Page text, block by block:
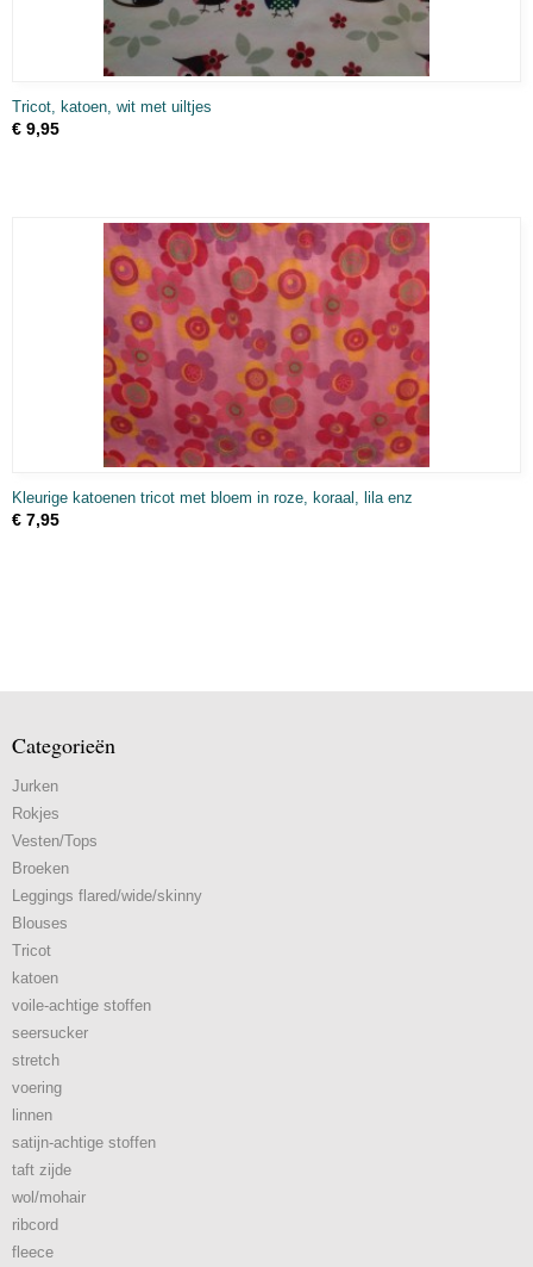
Tricot, katoen, wit met uiltjes
€ 9,95
Kleurige katoenen tricot met bloem in roze, koraal, lila enz
€ 7,95
Categorieën
Jurken
Rokjes
Vesten/Tops
Broeken
Leggings flared/wide/skinny
Blouses
Tricot
katoen
voile-achtige stoffen
seersucker
stretch
voering
linnen
satijn-achtige stoffen
taft zijde
wol/mohair
ribcord
fleece